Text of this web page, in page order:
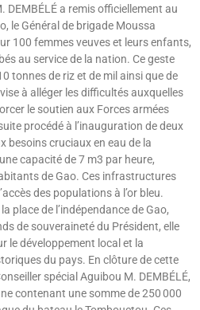
DEMBÉLÉ a remis officiellement au
le Général de brigade Moussa
100 femmes veuves et leurs enfants,
au service de la nation. Ce geste
tonnes de riz et de mil ainsi que de
à alléger les difficultés auxquelles
le soutien aux Forces armées
procédé à l’inauguration de deux
besoins cruciaux en eau de la
capacité de 7 m3 par heure,
de Gao. Ces infrastructures
des populations à l’or bleu.
place de l’indépendance de Gao,
de souveraineté du Président, elle
le développement local et la
du pays. En clôture de cette
spécial Aguibou M. DEMBÉLÉ,
contenant une somme de 250 000